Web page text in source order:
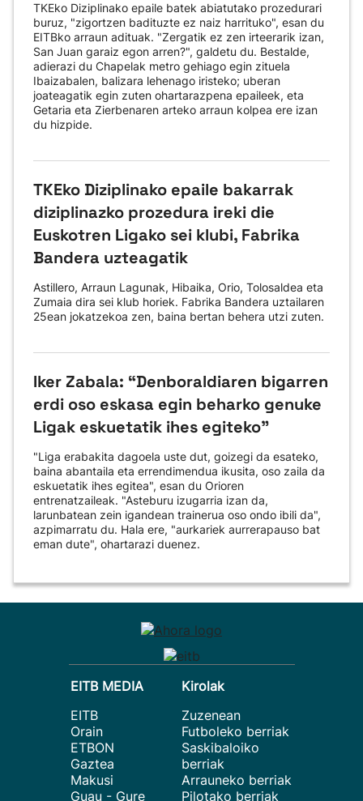
TKEko Diziplinako epaile batek abiatutako prozedurari
buruz, "zigortzen badituzte ez naiz harrituko", esan du
EITBko arraun adituak. "Zergatik ez zen irteerarik izan,
San Juan garaiz egon arren?", galdetu du. Bestalde,
adierazi du Chapelak metro gehiago egin zituela
Ibaizabalen, balizara lehenago iristeko; uberan
joateagatik egin zuten ohartarazpena epaileek, eta
Getaria eta Zierbenaren arteko arraun kolpea ere izan
du hizpide.
TKEko Diziplinako epaile bakarrak
diziplinazko prozedura ireki die
Euskotren Ligako sei klubi, Fabrika
Bandera uzteagatik
Astillero, Arraun Lagunak, Hibaika, Orio, Tolosaldea eta
Zumaia dira sei klub horiek. Fabrika Bandera uztailaren
25ean jokatzekoa zen, baina bertan behera utzi zuten.
Iker Zabala: “Denboraldiaren bigarren
erdi oso eskasa egin beharko genuke
Ligak eskuetatik ihes egiteko"
"Liga erabakita dagoela uste dut, goizegi da esateko,
baina abantaila eta errendimendua ikusita, oso zaila da
eskuetatik ihes egitea", esan du Orioren
entrenatzaileak. "Asteburu izugarria izan da,
larunbatean zein igandean trainerua oso ondo ibili da",
azpimarratu du. Hala ere, "aurkariek aurrerapauso bat
eman dute", ohartarazi duenez.
EITB MEDIA
EITB
Orain
ETBON
Gaztea
Makusi
Guau - Gure
Kirolak
Zuzenean
Futboleko berriak
Saskibaloiko
berriak
Arrauneko berriak
Pilotako berriak